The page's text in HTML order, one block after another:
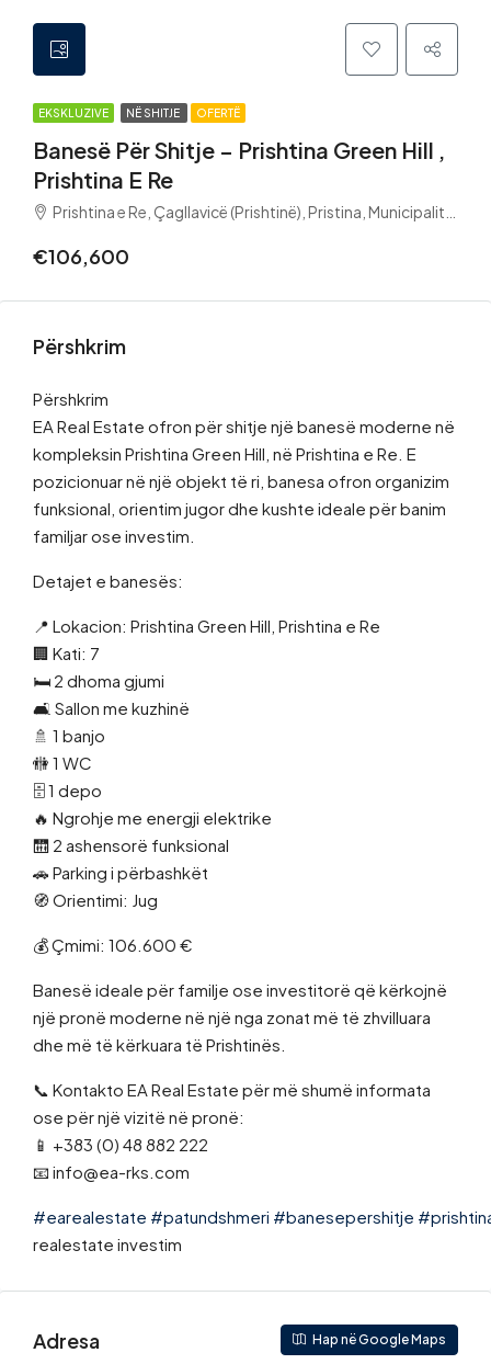
EKSKLUZIVE NË SHITJE OFERTË
Banesë Për Shitje – Prishtina Green Hill ,
Prishtina E Re
Prishtina e Re, Çagllavicë (Prishtinë), Pristina, Municipality of Pristina, District of Prishtina, 10150, Kosovo
€106,600
Përshkrim
Përshkrim
EA Real Estate ofron për shitje një banesë moderne në
kompleksin Prishtina Green Hill, në Prishtina e Re. E
pozicionuar në një objekt të ri, banesa ofron organizim
funksional, orientim jugor dhe kushte ideale për banim
familjar ose investim.
Detajet e banesës:
📍 Lokacion: Prishtina Green Hill, Prishtina e Re
🏢 Kati: 7
🛏 2 dhoma gjumi
🛋 Sallon me kuzhinë
🚿 1 banjo
🚻 1 WC
🗄 1 depo
🔥 Ngrohje me energji elektrike
🛗 2 ashensorë funksional
🚗 Parking i përbashkët
🧭 Orientimi: Jug
💰 Çmimi: 106.600 €
Banesë ideale për familje ose investitorë që kërkojnë
një pronë moderne në një nga zonat më të zhvilluara
dhe më të kërkuara të Prishtinës.
📞 Kontakto EA Real Estate për më shumë informata
ose për një vizitë në pronë:
📱 +383 (0) 48 882 222
📧 info@ea-rks.com
#earealestate #patundshmeri #banesepershitje
realestate investim
Adresa Hap në Google Maps